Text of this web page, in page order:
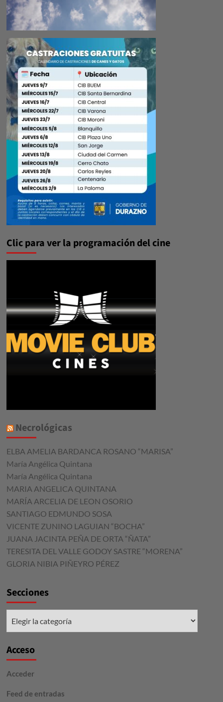
Clic para ver la programación del cine
Necrológicas
ELBA AMELIA BARDANCA ROSANO “MARISA”
María Angélica Quintana
María Angélica Quintana
MARIA ANGELICA QUINTANA
MARÍA ARCELIA DE LEON OSORIO
SANTIAGO EDMUNDO SOSA
VICENTE ZUNINO LAGUIAN “BOCHA”
JUANA JACINTA PEÑA DE ORTA “ÑATA”
TERESITA DEL VALLE GODOY SASTRE “MORENA”
GLORIA NIBIA PIÑEYRO PÉREZ
Secciones
Acceso
Acceder
Feed de entradas